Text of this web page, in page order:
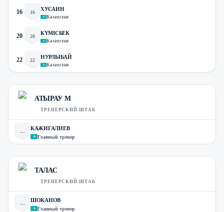
16 16
ХУСАИН
Казахстан
20 20
КҮМІСБЕК
Казахстан
22 22
НУРЛЫБАЙ
Казахстан
АТЫРАУ М
ТРЕНЕРСКИЙ ШТАБ
—
КАЖИГАЛИЕВ
Главный тренер
ТАЛАС
ТРЕНЕРСКИЙ ШТАБ
—
ШОКАНОВ
Главный тренер